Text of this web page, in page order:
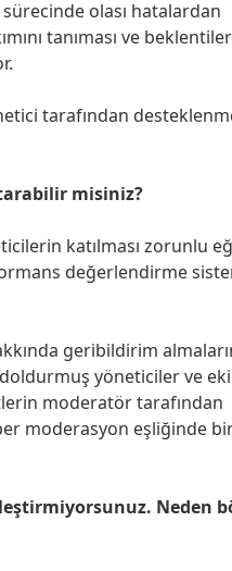
olası hatalardan
tanıması ve
tarafından
misiniz?
katılması zorunlu
değerlendirme
geribildirim
doldurmuş yöneticiler ve
moderatör tarafından
moderasyon eşliğinde
Neden